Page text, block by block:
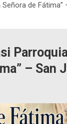
de Fátima”
– San
SALTA
SEÑORA DE LAS
"MEDALLA
DE LA
DE